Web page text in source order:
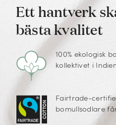
Ett hantverk
bästa kvalitet
100% ekologisk
kollektivet i
Fairtrade-
bomullsodlare